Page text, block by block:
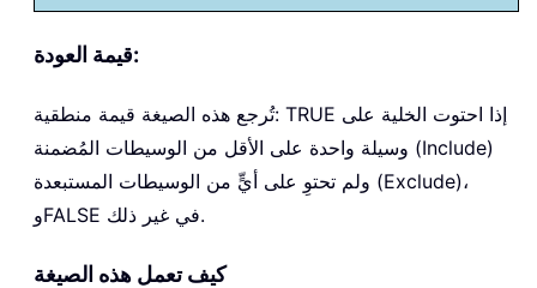
قيمة العودة:
تُرجع هذه الصيغة قيمة منطقية: TRUE إذا احتوت الخلية على
وسيلة واحدة على الأقل من الوسيطات المُضمنة (Include)
ولم تحتوِ على أيٍّ من الوسيطات المستبعدة (Exclude)،
وFALSE في غير ذلك.
كيف تعمل هذه الصيغة